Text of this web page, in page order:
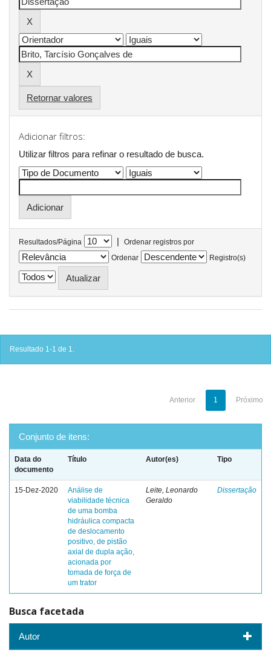
Retornar valores
Adicionar filtros:
Utilizar filtros para refinar o resultado de busca.
Resultados/Página |
Ordenar registros por
Ordenar
Registro(s)
Resultado 1-1 de 1.
Anterior 1 Próximo
Conjunto de itens:
Data do
documento
Título Autor(es) Tipo
15-Dez-2020
Análise de
viabilidade técnica
de uma bomba
hidráulica compacta
de deslocamento
positivo, de pistão
axial de dupla ação,
acionada por
tomada de força de
um trator
Leite, Leonardo
Geraldo
Dissertação
Busca facetada
Autor